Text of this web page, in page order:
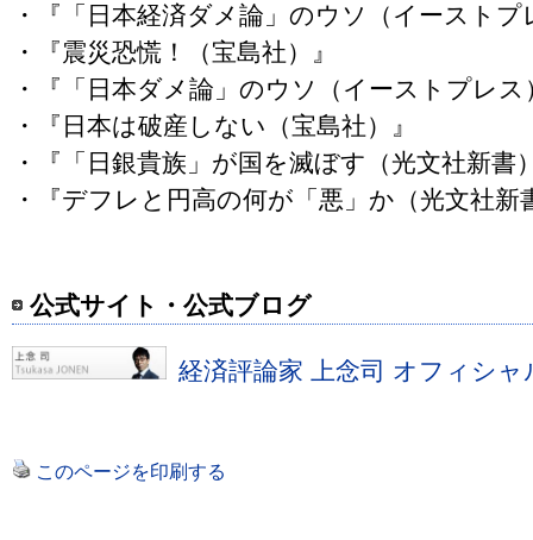
・『「日本経済ダメ論」のウソ（イーストプ
・『震災恐慌！（宝島社）』
・『「日本ダメ論」のウソ（イーストプレス
・『日本は破産しない（宝島社）』
・『「日銀貴族」が国を滅ぼす（光文社新書
・『デフレと円高の何が「悪」か（光文社新
公式サイト・公式ブログ
経済評論家 上念司 オフィシャ
このページを印刷する